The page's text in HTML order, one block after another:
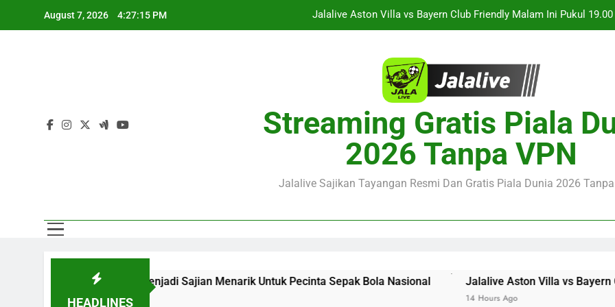
August 7, 2026 4:27:15 PM
Jalalive Streaming Monaco vs Getafe Club Friendly Dini Hari Ini
Streaming Singapura vs Indonesia Piala ASEAN Malam Ini
Jalalive Aston Villa vs Bayern Club Friendly Malam Ini Pukul 19.00
Persahabatan
Jalalive Streaming Monaco vs Getafe Club Friendly Dini Hari Ini
KuPS vs U Craiova Liga Eropa UEFA Malam Ini Pukul 22.00
Streaming Gratis Piala
2026 Tanpa VPN
Jalalive Sajikan Tayangan Resmi Dan Gratis Piala Dunia 2026
HEADLINES
WIB di Jalalive Menjadi Sajian Menarik Untuk Pecinta Sepak Bola Nasional Jalalive Aston Villa vs Bayern Club
14 Hours Ago